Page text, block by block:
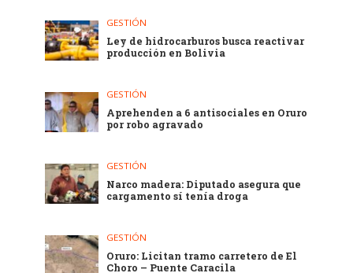
GESTIÓN
Ley de hidrocarburos busca reactivar
producción en Bolivia
GESTIÓN
Aprehenden a 6 antisociales en Oruro
por robo agravado
GESTIÓN
Narco madera: Diputado asegura que
cargamento sí tenía droga
GESTIÓN
Oruro: Licitan tramo carretero de El
Choro – Puente Caracila